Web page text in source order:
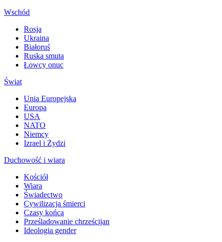
Wschód
Rosja
Ukraina
Białoruś
Ruska smuta
Łowcy onuc
Świat
Unia Europejska
Europa
USA
NATO
Niemcy
Izrael i Żydzi
Duchowość i wiara
Kościół
Wiara
Świadectwo
Cywilizacja śmierci
Czasy końca
Prześladowanie chrześcijan
Ideologia gender